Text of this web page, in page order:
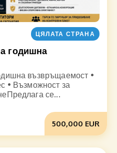
ЦЯЛАТА СТРАНА
годишна
възвръщаемост •
• Възможност за
се...
500,000 EUR